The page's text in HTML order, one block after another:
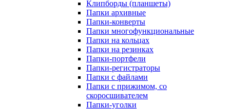
Клипборды (планшеты)
Папки архивные
Папки-конверты
Папки многофункциональные
Папки на кольцах
Папки на резинках
Папки-портфели
Папки-регистраторы
Папки с файлами
Папки с прижимом, со
скоросшивателем
Папки-уголки